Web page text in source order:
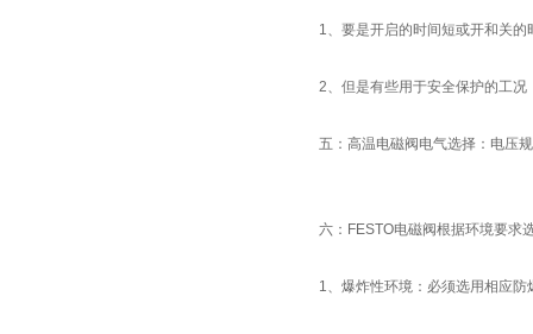
1、要是开启的时间短或开和关
2、但是有些用于安全保护的工
五：高温电磁阀电气选择：电压
六：FESTO电磁阀根据环境要求
1、爆炸性环境：必须选用相应防